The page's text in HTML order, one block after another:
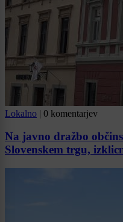
Lokalno | 0 komentarjev
Na javno dražbo
Slovenskem trgu,